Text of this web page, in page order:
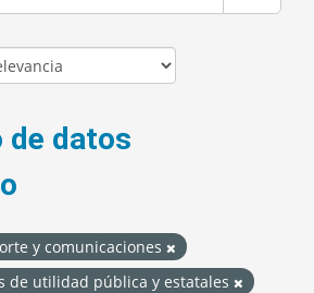
de datos
y comunicaciones
de utilidad pública y estatales